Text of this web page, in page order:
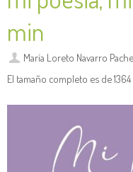
min
María Loreto Navarro
El tamaño completo es de